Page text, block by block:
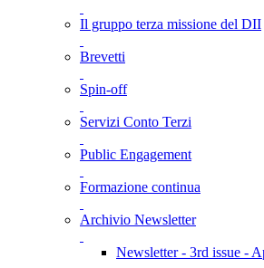
Il gruppo terza missione del DII
Brevetti
Spin-off
Servizi Conto Terzi
Public Engagement
Formazione continua
Archivio Newsletter
Newsletter - 3rd issue -